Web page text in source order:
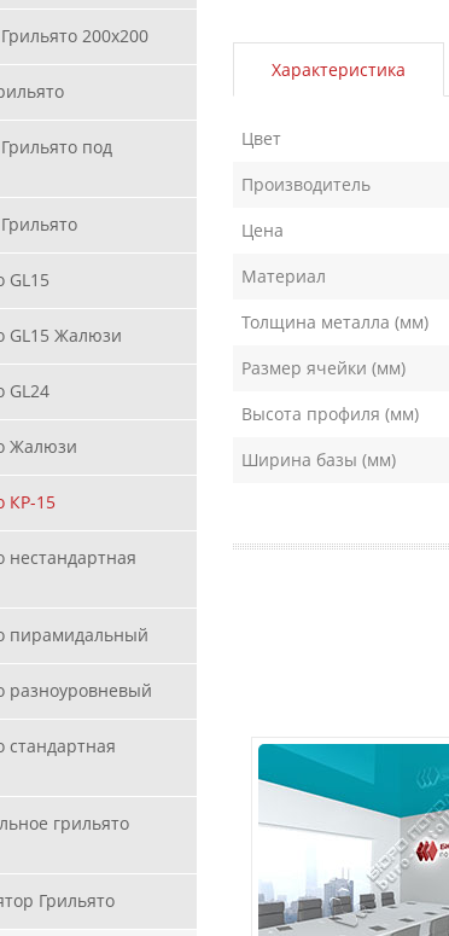
200х200
под
GL15
GL15 Жалюзи
GL24
Жалюзи
КР-15
нестандартная
пирамидальный
разноуровневый
стандартная
грильято
Грильято
Характеристика
Цвет
Производитель
Цена
Материал
Толщина металла (мм)
Размер ячейки (мм)
Высота профиля (мм)
Ширина базы (мм)